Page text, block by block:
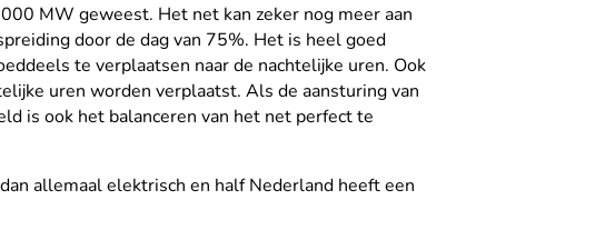
MW geweest. Het net kan zeker nog meer aan
door de dag van 75%. Het is heel goed
te verplaatsen naar de nachtelijke uren. Ook
uren worden verplaatst. Als de aansturing van
is ook het balanceren van het net perfect te
allemaal elektrisch en half Nederland heeft een